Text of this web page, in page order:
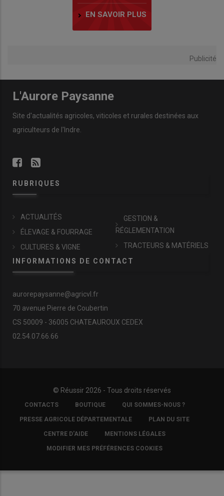
EN SAVOIR PLUS
Publicité
L'Aurore Paysanne
Site d'actualités agricoles, viticoles et rurales destinées aux
agriculteurs de l'Indre.
RUBRIQUES
ACTUALITÉS
ÉLEVAGE & FOURRAGE
CULTURES & VIGNE
GESTION &
RÉGLEMENTATION
TRACTEURS & MATÉRIELS
INFORMATIONS DE CONTACT
aurorepaysanne@agricvl.fr
70 avenue Pierre de Coubertin
CS 50009 - 36005 CHATEAUROUX CEDEX
02.54.07.66.66
© Réussir 2026 - Tous droits réservés
FOOTER
COPYRIGHT
CONTACTS BOUTIQUE QUI SOMMES-NOUS ?
PRESSE AGRICOLE DÉPARTEMENTALE PLAN DU SITE
CENTRE D'AIDE MENTIONS LÉGALES
MODIFIER MES PRÉFÉRENCES COOKIES